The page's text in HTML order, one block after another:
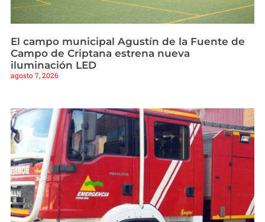
El campo municipal Agustín de la Fuente de
Campo de Criptana estrena nueva
iluminación LED
agosto 7, 2026